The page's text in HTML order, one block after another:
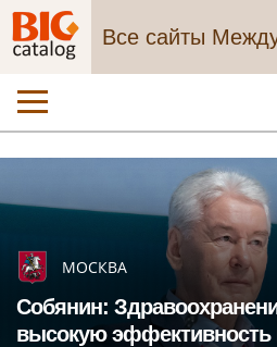
Все сайты
МОСКВА
Собянин:
высокую